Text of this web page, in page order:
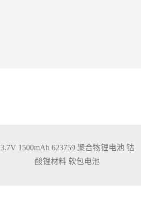
3.7V 1500mAh 623759 聚合物锂电池 钴
酸锂材料 软包电池